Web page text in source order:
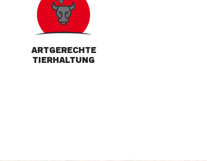
ARTGERECHTE
TIERHALTUNG